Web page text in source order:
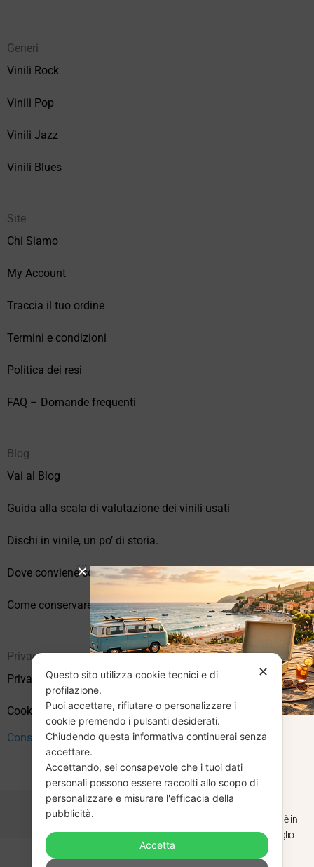
Generi
Vinili Rock
Vinili Pop
Vinili Jazz
Vinili Blues
Site
Chi Siamo
My Account
Traccia il tuo ordine
Termini e condizioni
Politica dei resi
FAQ – Domande frequenti
Blog
Vai al Blog
Guida alla scala di valutazione dei vinili usati
Dischi in vinile, un po’ di storia.
Dove conviene comprare vinili online?
Come conservare correttamente i vinili usati
Privacy
Privacy Policy
Cookie Policy (UE)
Consenso
Copyright © 2026 Vendita Vinili Usati | P.IVA 12240940960
✕
Questo sito utilizza cookie tecnici e di
profilazione.
Puoi accettare, rifiutare o personalizzare i
cookie premendo i pulsanti desiderati.
Chiudendo questa informativa continuerai senza
accettare.
Accettando, sei consapevole che i tuoi dati
personali possono essere raccolti allo scopo di
personalizzare e misurare l'efficacia della
pubblicità.
Accetta
CHIUSURA
ESTIVA
Dal 29 luglio al 31 agosto venditaviniliusati.it è in
pausa estiva. Gli ordini ricevuti entro il 29 luglio
saranno spediti regolarmente.